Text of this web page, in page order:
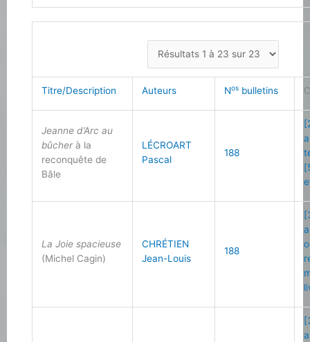
Titre/Description Auteurs Nos bulletins
Jeanne d’Arc au
bûcherà la
reconquête de
Bâle
LÉCROART
Pascal
188
La Joie spacieuse
(Michel Cagin)
CHRÉTIEN
Jean-Louis
188